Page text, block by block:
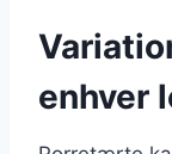
enhver